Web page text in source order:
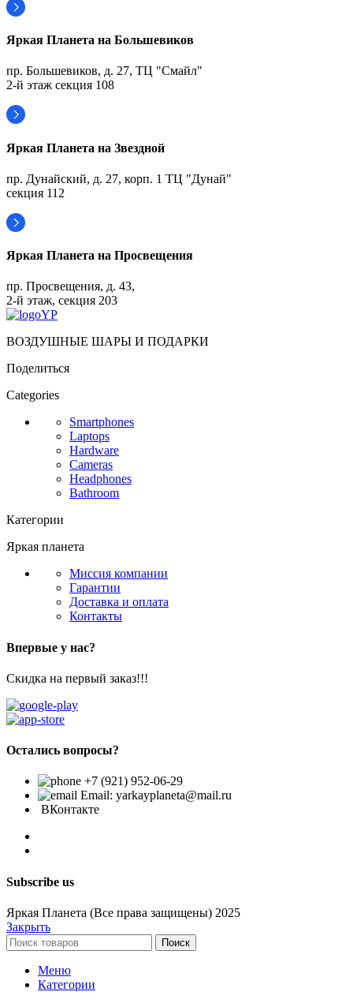
Яркая Планета на Большевиков
пр. Большевиков, д. 27, ТЦ "Смайл"
2-й этаж секция 108
Яркая Планета на Звездной
пр. Дунайский, д. 27, корп. 1 ТЦ "Дунай"
секция 112
Яркая Планета на Просвещения
пр. Просвещения, д. 43,
2-й этаж, секция 203
ВОЗДУШНЫЕ ШАРЫ И ПОДАРКИ
Поделиться
Categories
Smartphones
Laptops
Hardware
Cameras
Headphones
Bathroom
Категории
Яркая планета
Миссия компании
Гарантии
Доставка и оплата
Контакты
Впервые у нас?
Скидка на первый заказ!!!
Остались вопросы?
+7 (921) 952-06-29
Email: yarkayplaneta@mail.ru
ВКонтакте
Subscribe us
Яркая Планета (Все права защищены) 2025
Закрыть
Поиск
Меню
Категории